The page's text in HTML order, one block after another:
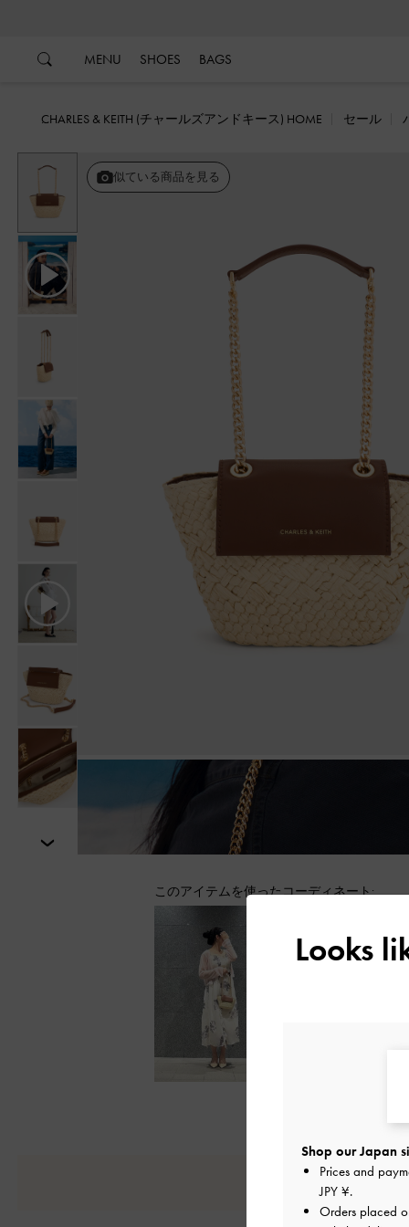
MENU SHOES BAGS
CHARLES & KEITH (チャールズアンドキース) HOME セール
戻る
次
似ている商品を見る
このアイテムを使ったコーディネート:
Looks
Shop our Japan
Prices and
JPY ¥.
Orders placed